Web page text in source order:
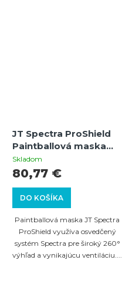
JT Spectra ProShield
Paintballová maska
Thermal (oliv)
Skladom
DO KOŠÍKA
80,77 €
Paintballová maska JT Spectra
ProShield využíva osvedčený
systém Spectra pre široký 260°
výhľad a vynikajúcu ventiláciu....